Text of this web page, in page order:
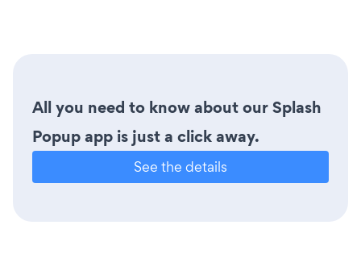
All you need to know about our Splash
Popup app is just a click away.
See the details